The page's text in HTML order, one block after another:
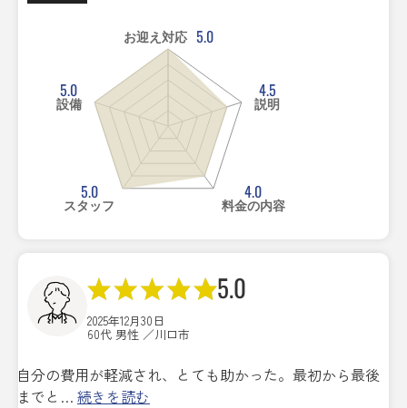
お迎え対応 5.0
4.5
説明
4.0
料金の内容
5.0
スタッフ
5.0
設備
5.0
2025年12月30日
60代 男性 ／川口市
自分の費用が軽減され、とても助かった。最初から最後
までと… 続きを読む